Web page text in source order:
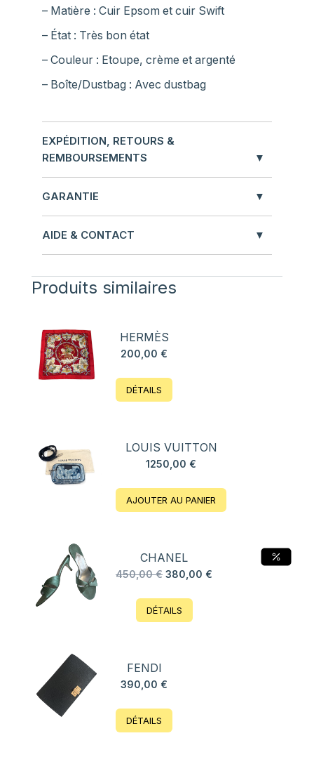
– Matière : Cuir Epsom et cuir Swift
– État : Très bon état
– Couleur : Etoupe, crème et argenté
– Boîte/Dustbag : Avec dustbag
EXPÉDITION, RETOURS &
REMBOURSEMENTS
GARANTIE
AIDE & CONTACT
Produits similaires
HERMÈS
200,00 €
DÉTAILS
LOUIS VUITTON
1250,00 €
AJOUTER AU PANIER
CHANEL
450,00€ Le
initial
était :
450,00 €.
380,00 €
DÉTAILS
FENDI
390,00 €
DÉTAILS